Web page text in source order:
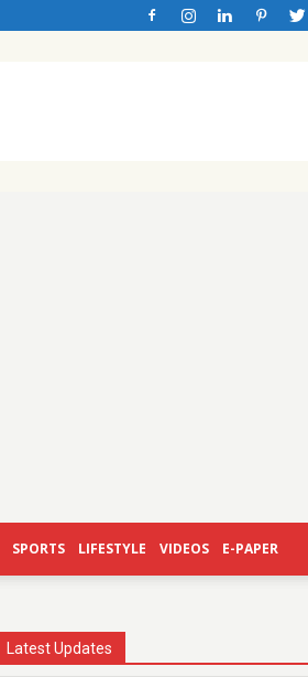
SPORTS LIFESTYLE VIDEOS E-PAPER
Latest Updates